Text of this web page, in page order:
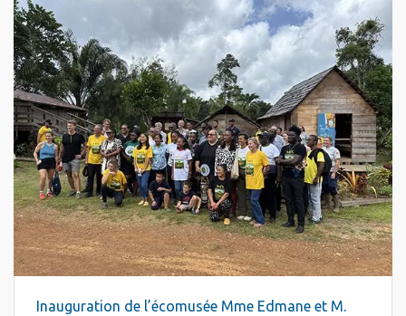
Inauguration de l’écomusée Mme Edmane et M.